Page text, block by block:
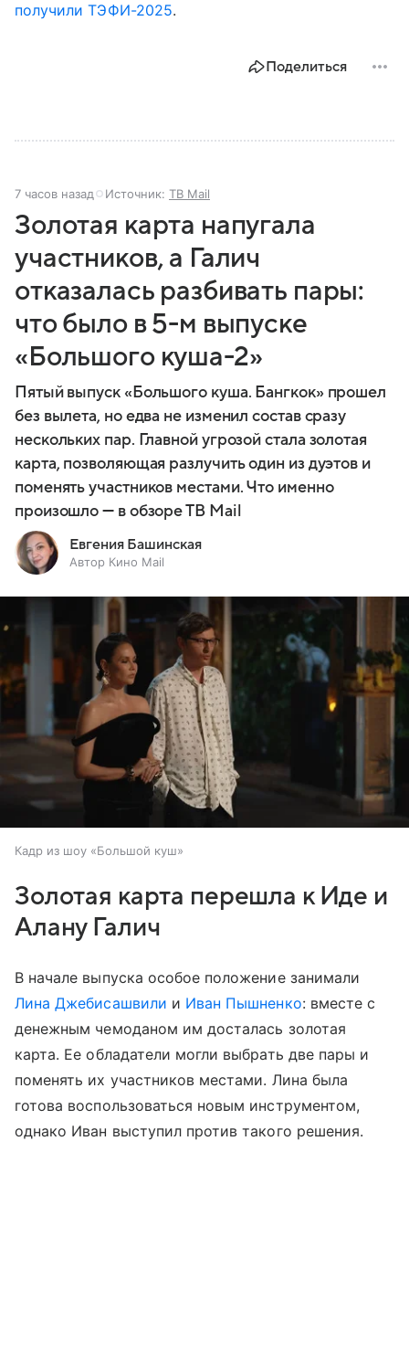
получили ТЭФИ-2025.
Поделиться
7 часов назад Источник: ТВ Mail
Золотая карта напугала
участников, а Галич
отказалась разбивать пары:
что было в 5-м выпуске
«Большого куша-2»
Пятый выпуск «Большого куша. Бангкок» прошел
без вылета, но едва не изменил состав сразу
нескольких пар. Главной угрозой стала золотая
карта, позволяющая разлучить один из дуэтов и
поменять участников местами. Что именно
произошло — в обзоре ТВ Mail
Евгения Башинская
Автор Кино Mail
Кадр из шоу «Большой куш»
Золотая карта перешла к Иде и
Алану Галич
В начале выпуска особое положение занимали
Лина Джебисашвили и Иван Пышненко: вместе с
денежным чемоданом им досталась золотая
карта. Ее обладатели могли выбрать две пары и
поменять их участников местами. Лина была
готова воспользоваться новым инструментом,
однако Иван выступил против такого решения.